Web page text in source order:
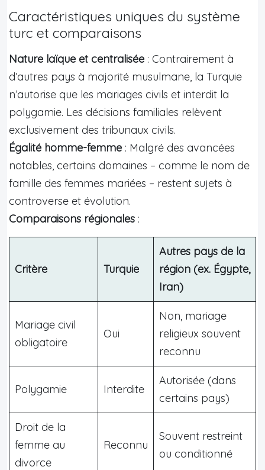
Caractéristiques uniques du système
turc et comparaisons
Nature laïque et centralisée : Contrairement à
d’autres pays à majorité musulmane, la Turquie
n’autorise que les mariages civils et interdit la
polygamie. Les décisions familiales relèvent
exclusivement des tribunaux civils.
Égalité homme-femme : Malgré des avancées
notables, certains domaines – comme le nom de
famille des femmes mariées – restent sujets à
controverse et évolution.
Comparaisons régionales :
Critère Turquie
Autres pays de la
région (ex. Égypte,
Iran)
Mariage civil
obligatoire
Oui
Non, mariage
religieux souvent
reconnu
Polygamie Interdite
Autorisée (dans
certains pays)
Droit de la
femme au
divorce
Reconnu
Souvent restreint
ou conditionné